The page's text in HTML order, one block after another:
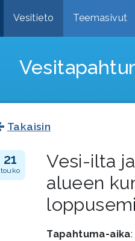
Vesitieto Teemasivut
Takaisin
Vesi-ilta
alueen
21
touko
Tapahtuma-aika